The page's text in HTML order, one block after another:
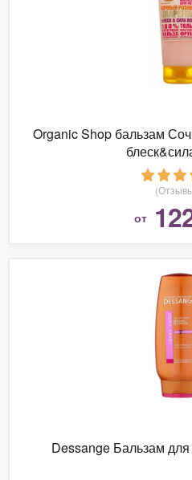
Organic Shop бальзам
от
Dessange Бальзам